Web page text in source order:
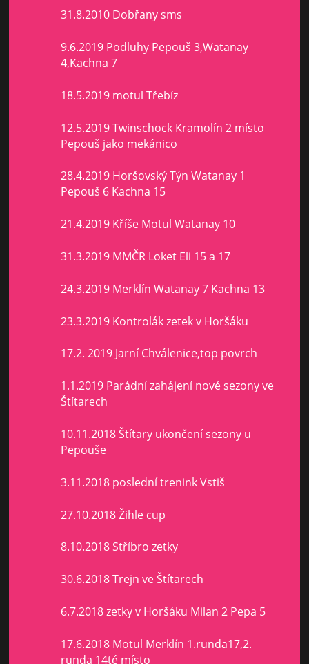
31.8.2010 Dobřany sms
9.6.2019 Podluhy Pepouš 3,Watanay
4,Kachna 7
18.5.2019 motul Třebíz
12.5.2019 Twinschock Kramolín 2 místo
Pepouš jako mekánico
28.4.2019 Horšovský Týn Watanay 1
Pepouš 6 Kachna 15
21.4.2019 Kříše Motul Watanay 10
31.3.2019 MMČR Loket Eli 15 a 17
24.3.2019 Merklín Watanay 7 Kachna 13
23.3.2019 Kontrolák zetek v Horšáku
17.2. 2019 Jarní Chválenice,top povrch
1.1.2019 Parádní zahájení nové sezony ve
Štítarech
10.11.2018 Štítary ukončení sezony u
Pepouše
3.11.2018 poslední trenink Vstiš
27.10.2018 Žihle cup
8.10.2018 Stříbro zetky
30.6.2018 Trejn ve Štítarech
6.7.2018 zetky v Horšáku Milan 2 Pepa 5
17.6.2018 Motul Merklín 1.runda17,2.
runda 14té místo